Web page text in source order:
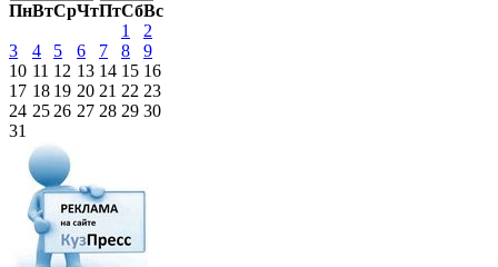
ПнВтСрЧтПтСбВс
1
2
3
4 5 6 7 8
9
10 11 12 13 14 15 16
17 18 19 20 21 22 23
24 25 26 27 28 29 30
31